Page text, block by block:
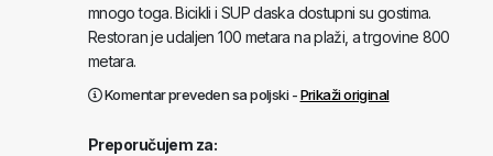
mnogo toga. Bicikli i SUP daska dostupni su gostima.
Restoran je udaljen 100 metara na plaži, a trgovine 800
metara.
Komentar preveden sa poljski -Prikaži original
Preporučujem za: